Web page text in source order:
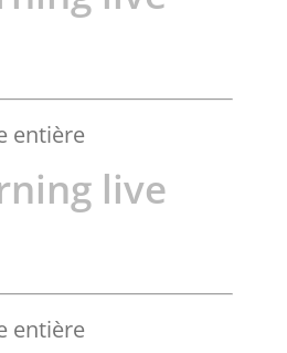
entière
live
entière